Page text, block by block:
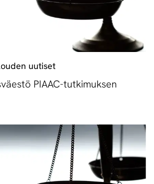
uutiset
PIAAC-tutkimuksen